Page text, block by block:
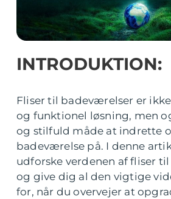
INTRODUKTION:
Fliser til badeværelser er
og funktionel løsning, men
og stilfuld måde at indrette
badeværelse på. I denne
udforske verdenen af fliser
og give dig al den vigtige
for, når du overvejer at